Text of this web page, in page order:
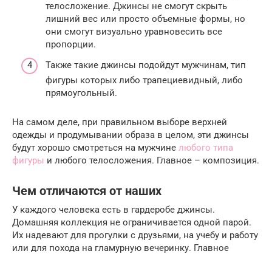
телосложение. Джинсы не смогут скрыть
лишний вес или просто объемные формы, но
они смогут визуально уравновесить все
пропорции.
Также такие джинсы подойдут мужчинам, тип
фигуры которых либо трапециевидный, либо
прямоугольный.
На самом деле, при правильном выборе верхней
одежды и продумывании образа в целом, эти джинсы
будут хорошо смотреться на мужчине любого типа
фигуры и любого телосложения. Главное – композиция.
Чем отличаются от наших
У каждого человека есть в гардеробе джинсы.
Домашняя коллекция не ограничивается одной парой.
Их надевают для прогулки с друзьями, на учебу и работу
или для похода на гламурную вечеринку. Главное